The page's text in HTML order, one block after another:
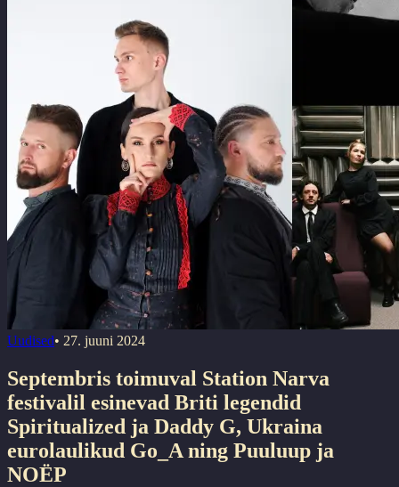
Uudised• 27. juuni 2024
Septembris toimuval Station Narva
festivalil esinevad Briti legendid
Spiritualized ja Daddy G, Ukraina
eurolaulikud Go_A ning Puuluup ja
NOËP